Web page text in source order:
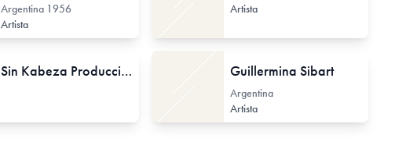
Argentina 1956
Artista
Artista
Sin Kabeza Producciones Guillermina Sibart
Argentina
Artista